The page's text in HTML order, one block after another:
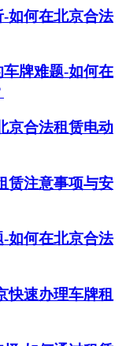
如何在北京合法
牌难题-如何在
京合法租赁电动
赁注意事项与安
如何在北京合法
快速办理车牌租